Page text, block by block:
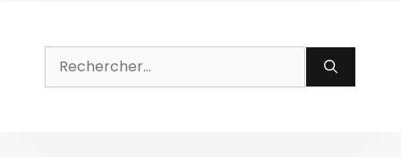
Rechercher :